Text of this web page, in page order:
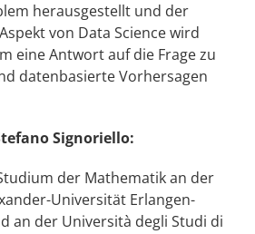
herausgestellt und der
von Data Science wird
eine Antwort auf die Frage zu
datenbasierte Vorhersagen
Signoriello:
der Mathematik an der
Universität Erlangen-
an der Università degli Studi di